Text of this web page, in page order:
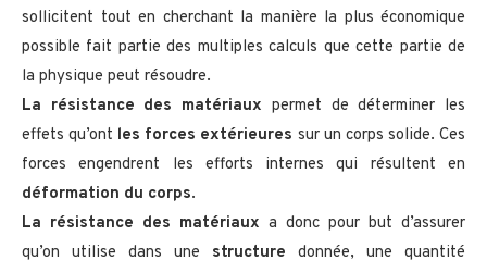
sollicitent tout en cherchant la manière la plus économique
possible fait partie des multiples calculs que cette partie de
la physique peut résoudre.
La résistance des matériaux permet de déterminer les
effets qu’ont les forces extérieures sur un corps solide. Ces
forces engendrent les efforts internes qui résultent en
déformation du corps.
La résistance des matériaux a donc pour but d’assurer
qu’on utilise dans une structure donnée, une quantité